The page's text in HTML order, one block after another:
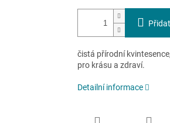
čistá přírodní
pro krásu a zdraví.
Detailní informace